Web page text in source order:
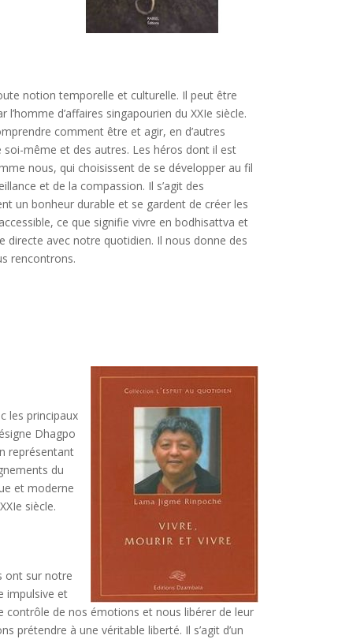
notion temporelle et culturelle. Il peut être
d’affaires singapourien du XXIe siècle.
comment être et agir, en d’autres
même et des autres. Les héros dont il est
nous, qui choisissent de se développer au fil
et de la compassion. Il s’agit des
un bonheur durable et se gardent de créer les
ce que signifie vivre en bodhisattva et
directe avec notre quotidien. Il nous donne des
rencontrons.
les principaux
Dhagpo
représentant
du
et moderne
siècle.
ont sur notre
impulsive et
contrôle de nos émotions et nous libérer de leur
prétendre à une véritable liberté. Il s’agit d’un